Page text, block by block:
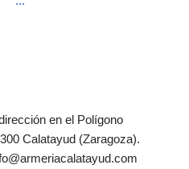
en el Polígono
Calatayud (Zaragoza).